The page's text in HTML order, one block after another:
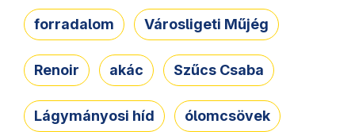
forradalom Városligeti Műjég
Renoir akác Szűcs Csaba
Lágymányosi híd ólomcsövek